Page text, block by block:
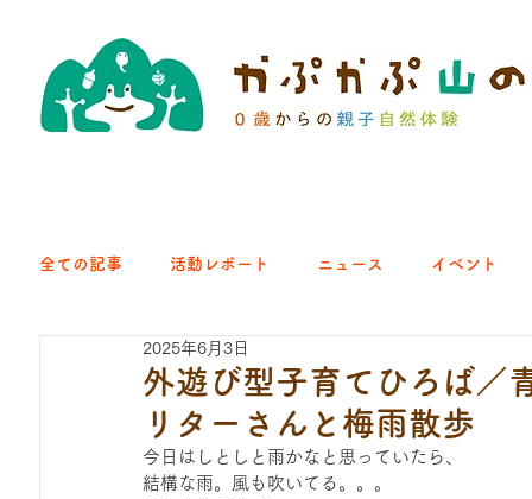
全ての記事 活動レポート ニュース イベント
クラブ｜くらす森
ひろば｜青梅はらっぱ ひろば｜あきる野どろっぱ
外遊び型子育てひろば／
リターさんと梅雨散歩
2025年6月3日
今日はしとしと雨かなと思っていたら、
結構な雨。風も吹いてる。。。